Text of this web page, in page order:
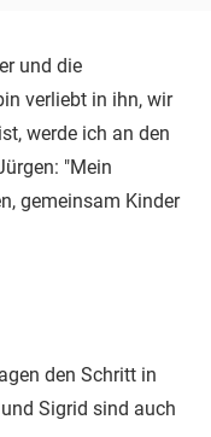
und die
verliebt in ihn, wir
werde ich an den
"Mein
gemeinsam Kinder
den Schritt in
Sigrid sind auch